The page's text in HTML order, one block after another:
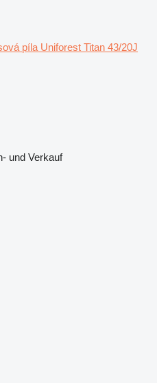
píla Uniforest Titan 43/20J
und Verkauf